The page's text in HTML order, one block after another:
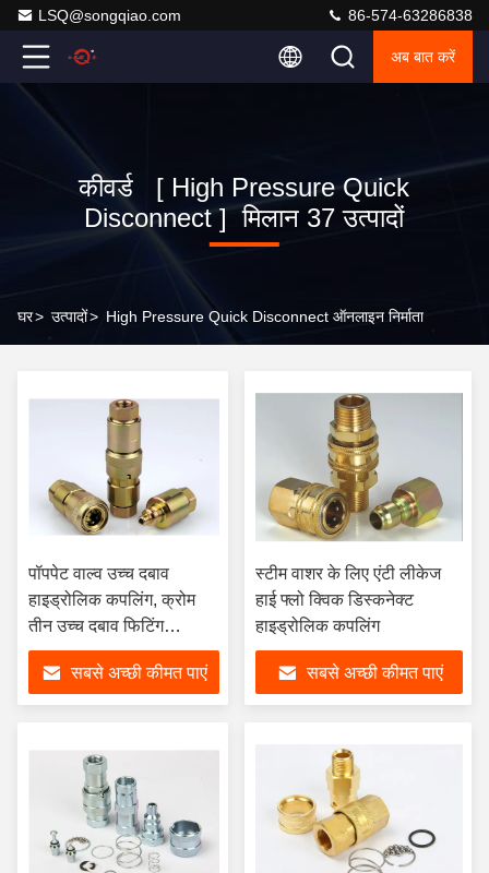
LSQ@songqiao.com 86-574-63286838
अब बात करें
कीवर्ड [ High Pressure Quick
Disconnect ] मिलान 37 उत्पादों
घर> उत्पादों> High Pressure Quick Disconnect ऑनलाइन निर्माता
पॉपपेट वाल्व उच्च दबाव
हाइड्रोलिक कपलिंग, क्रोम
तीन उच्च दबाव फिटिंग
Pressure
सबसे अच्छी कीमत पाएं
स्टीम वाशर के लिए एंटी लीकेज
हाई फ्लो क्विक डिस्कनेक्ट
हाइड्रोलिक कपलिंग
सबसे अच्छी कीमत पाएं